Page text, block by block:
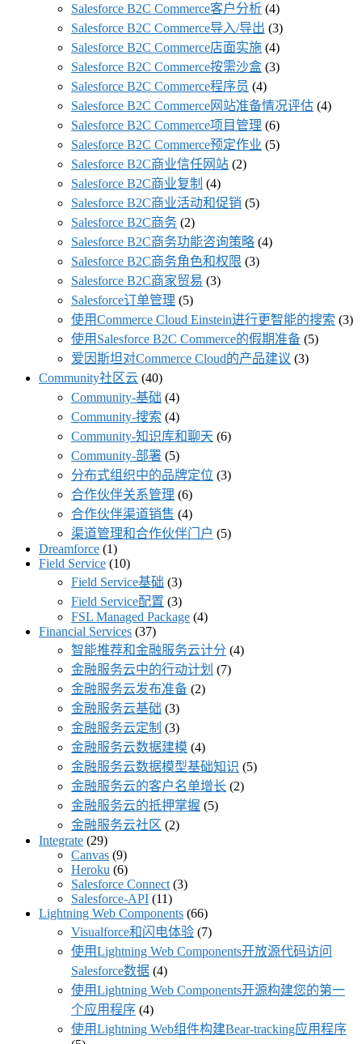
Salesforce B2C Commerce客户分析 (4)
Salesforce B2C Commerce导入/导出 (3)
Salesforce B2C Commerce店面实施 (4)
Salesforce B2C Commerce按需沙盒 (3)
Salesforce B2C Commerce程序员 (4)
Salesforce B2C Commerce网站准备情况评估 (4)
Salesforce B2C Commerce项目管理 (6)
Salesforce B2C Commerce预定作业 (5)
Salesforce B2C商业信任网站 (2)
Salesforce B2C商业复制 (4)
Salesforce B2C商业活动和促销 (5)
Salesforce B2C商务 (2)
Salesforce B2C商务功能咨询策略 (4)
Salesforce B2C商务角色和权限 (3)
Salesforce B2C商家贸易 (3)
Salesforce订单管理 (5)
使用Commerce Cloud Einstein进行更智能的搜索 (3)
使用Salesforce B2C Commerce的假期准备 (5)
爱因斯坦对Commerce Cloud的产品建议 (3)
Community社区云 (40)
Community-基础 (4)
Community-搜索 (4)
Community-知识库和聊天 (6)
Community-部署 (5)
分布式组织中的品牌定位 (3)
合作伙伴关系管理 (6)
合作伙伴渠道销售 (4)
渠道管理和合作伙伴门户 (5)
Dreamforce (1)
Field Service (10)
Field Service基础 (3)
Field Service配置 (3)
FSL Managed Package (4)
Financial Services (37)
智能推荐和金融服务云计分 (4)
金融服务云中的行动计划 (7)
金融服务云发布准备 (2)
金融服务云基础 (3)
金融服务云定制 (3)
金融服务云数据建模 (4)
金融服务云数据模型基础知识 (5)
金融服务云的客户名单增长 (2)
金融服务云的抵押掌握 (5)
金融服务云社区 (2)
Integrate (29)
Canvas (9)
Heroku (6)
Salesforce Connect (3)
Salesforce-API (11)
Lightning Web Components (66)
Visualforce和闪电体验 (7)
使用Lightning Web Components开放源代码访问
Salesforce数据 (4)
使用Lightning Web Components开源构建您的第一
个应用程序 (4)
使用Lightning Web组件构建Bear-tracking应用程序